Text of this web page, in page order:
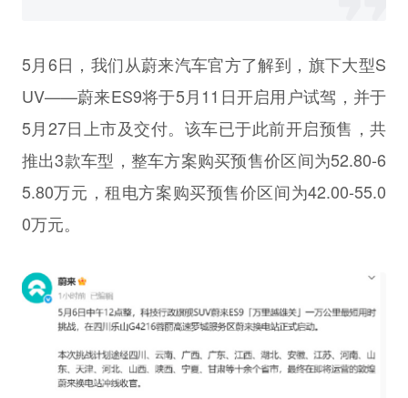
5月6日，我们从蔚来汽车官方了解到，旗下大型S
UV——蔚来ES9将于5月11日开启用户试驾，并于
5月27日上市及交付。该车已于此前开启预售，共
推出3款车型，整车方案购买预售价区间为52.80-6
5.80万元，租电方案购买预售价区间为42.00-55.0
0万元。